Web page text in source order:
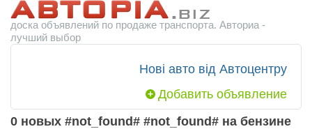
доска объявлений по продаже транспорта. Авториа -
лучший выбор
Нові авто від Автоцентру
Добавить объявление
0 новых #not_found# #not_found# на бензине